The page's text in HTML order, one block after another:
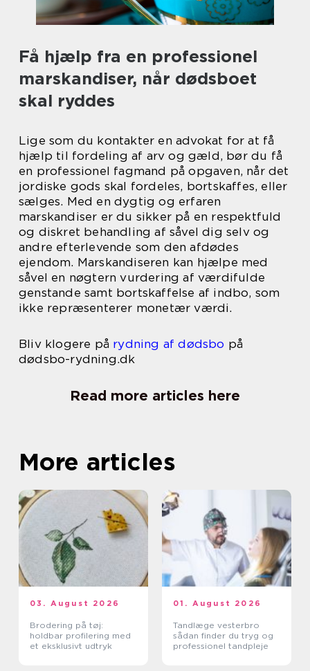
Få hjælp fra en professionel
marskandiser, når dødsboet
skal ryddes
Lige som du kontakter en advokat for at få
hjælp til fordeling af arv og gæld, bør du få
en professionel fagmand på opgaven, når det
jordiske gods skal fordeles, bortskaffes, eller
sælges. Med en dygtig og erfaren
marskandiser er du sikker på en respektfuld
og diskret behandling af såvel dig selv og
andre efterlevende som den afdødes
ejendom. Marskandiseren kan hjælpe med
såvel en nøgtern vurdering af værdifulde
genstande samt bortskaffelse af indbo, som
ikke repræsenterer monetær værdi.
Bliv klogere på rydning af dødsbo på
dødsbo-rydning.dk
Read more articles here
More articles
03. August 2026
Brodering på tøj:
holdbar profilering med
et eksklusivt udtryk
01. August 2026
Tandlæge vesterbro
sådan finder du tryg og
professionel tandpleje